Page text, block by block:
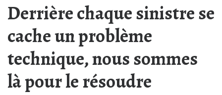
Derrière chaque sinistre se
cache un problème
technique, nous sommes
là pour le résoudre